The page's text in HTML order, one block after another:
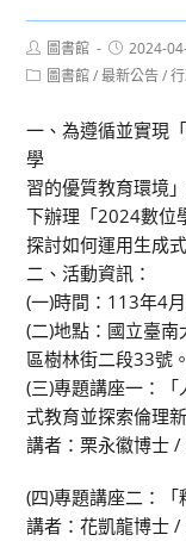
Post
author:
圖書館
Post
published:
2024-
Post圖書館 / 最新公告 /
一、為遵循並實現
學
習的優質教育環境
下辦理「2024數位
探討如何運用生成
二、活動資訊：
(一)時間：113年4
(二)地點：國立臺
區樹林街二段33號。
(三)專題講座一：
式教育並探索倫理新
講者：栗永徽博士
(四)專題講座二：「
講者：花凱龍博士